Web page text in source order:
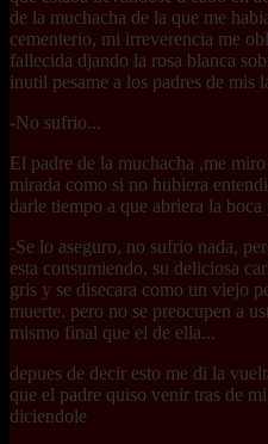
de la muchacha de la que me
cementerio, mi irreverencia me
fallecida djando la rosa blanca
inutil pesame a los padres de mis
-No sufrio...
El padre de la muchacha ,me
mirada como si no hubiera
darle tiempo a que abriera la boca
-Se lo aseguro, no sufrio nada,
esta consumiendo, su deliciosa
gris y se disecara como un viejo
muerte. pero no se preocupen a
mismo final que el de ella...
depues de decir esto me di la
que el padre quiso venir tras de
diciendole